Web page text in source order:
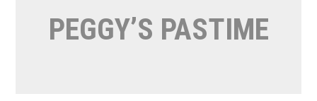
PEGGY’S PASTIME